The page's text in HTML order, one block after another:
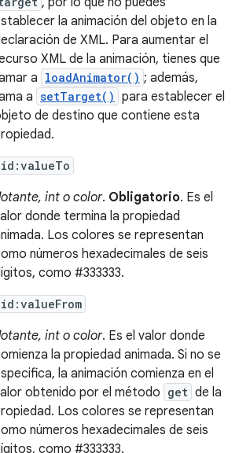
la animación del objeto en la
de XML. Para aumentar el
XML de la animación, tienes que
a loadAnimator() ; además,
a setTarget() para establecer el
de destino que contiene esta
int o color. Obligatorio. Es el
donde termina la propiedad
Los colores se representan
números hexadecimales de seis
como #333333.
int o color. Es el valor donde
la propiedad animada. Si no se
la animación comienza en el
obtenido por el método get de la
Los colores se representan
números hexadecimales de seis
como #333333.